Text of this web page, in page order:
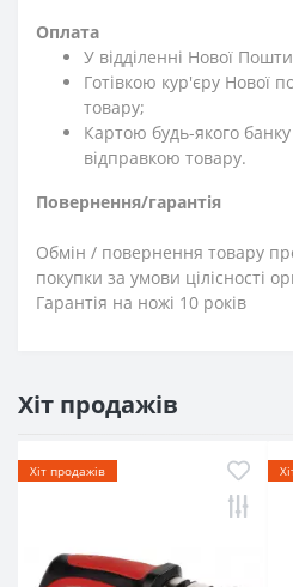
Оплата
У відділенні Нової
Готівкою кур'єру Нової
товару;
Картою будь-якого
відправкою товару.
Повернення/гарантія
Обмін / повернення товару
покупки за умови цілісності
Гарантія на ножі 10 років
Хіт продажів
Хіт продажів